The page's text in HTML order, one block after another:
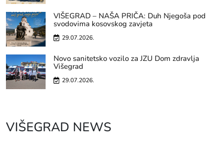
VIŠEGRAD – NAŠA PRIČA: Duh Njegoša pod
svodovima kosovskog zavjeta
29.07.2026.
Novo sanitetsko vozilo za JZU Dom zdravlja
Višegrad
29.07.2026.
VIŠEGRAD NEWS